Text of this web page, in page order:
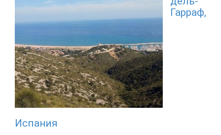
Гарраф,
Испания